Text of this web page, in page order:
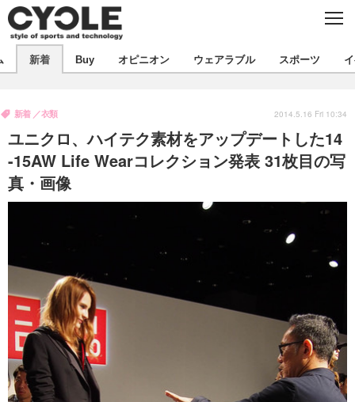
C
E
衣類
飲食
バックナンバー
インプレ
ボイス
デバイス
ビジネス
スポーツ
イベント
スポーツ
出版／映画
話題
ファッション
デザイン
写真
動画
社会
政治
ハウツー
新着 Buy オピニオン ウェアラブル スポーツ
ユニクロ、ハイテク素材をアップデートした14
-15AW Life Wearコレクション発表 31枚目の写
真・画像
新着 衣類 2014.5.16 Fri 10:34